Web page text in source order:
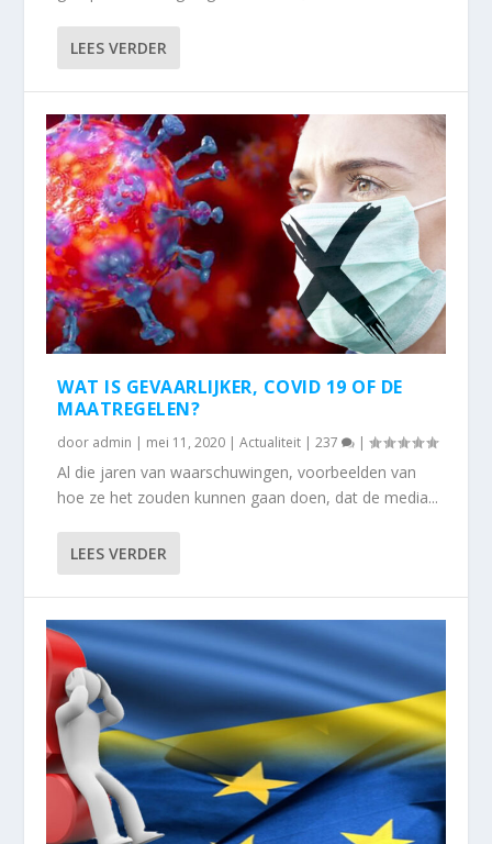
LEES VERDER
WAT IS GEVAARLIJKER, COVID 19 OF DE
MAATREGELEN?
door admin | mei 11, 2020 |Actualiteit |237 |
Al die jaren van waarschuwingen, voorbeelden van
hoe ze het zouden kunnen gaan doen, dat de media...
LEES VERDER